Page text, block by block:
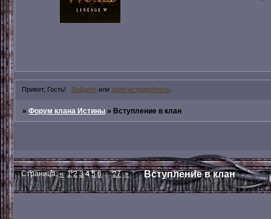
Привет, Гость! Войдитеили зарегистрируйтесь
»Форум клана Истины »Вступление в клан
Вступление в клан
Страница:« 1 2 3 4 5 6 … 27 »